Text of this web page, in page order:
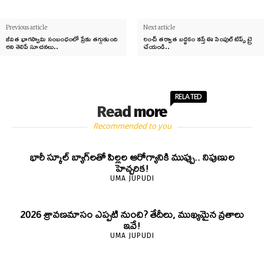
Previous article
జీవిత భాగస్వామి సంబంధంలో ప్రేమ తగ్గుతుంది
అని తెలిపే సూచనలు..
Next article
లంచ్ తర్వాత బద్ధకం వస్తే ఈ సింపుల్ టిప్స్ ట్రై
చేయండి..
Read more
RELATED
Recommended to you
భారీ స్కూల్ బ్యాగ్‌లతో పిల్లల ఆరోగ్యానికి ముప్పు.. నిపుణుల
హెచ్చరిక!
UMA JUPUDI
2026 శ్రావణమాసం ఎప్పటి నుంచి? తేదీలు, ముఖ్యమైన వ్రతాలు
ఇవే!
UMA JUPUDI